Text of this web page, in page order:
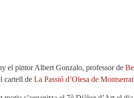
el pintor Albert Gonzalo, professor de
cartell de La Passió d’Olesa de Montserrat